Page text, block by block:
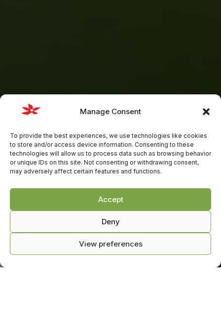
Manage Consent
To provide the best experiences, we use technologies like cookies
to store and/or access device information. Consenting to these
technologies will allow us to process data such as browsing behavior
or unique IDs on this site. Not consenting or withdrawing consent,
may adversely affect certain features and functions.
Accept
Deny
View preferences